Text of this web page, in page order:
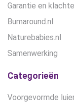
Garantie en
Bumaround.nl
Naturebabies.nl
Samenwerking
Categorieën
Voorgevormde